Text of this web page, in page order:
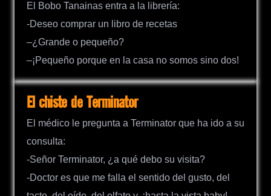
El Bobo Tanainas entra a la librería:
-Deseo comprar un libro de recetas
–¿Grande o pequeño?
–¡Pequeño porque en la casa no somos sino dos!
El chiste de Terminator
El médico le pregunta a Terminator que ha ido a su
consulta:
-Señor Terminator, ¿a qué debo su visita?
-Doctor es que me falla el sentido del gusto, del